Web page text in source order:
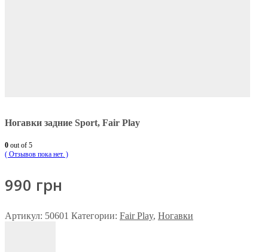
Ногавки задние Sport, Fair Play
0 out of 5
( Отзывов пока нет. )
990 грн
Артикул: 50601 Категории: Fair Play, Ногавки